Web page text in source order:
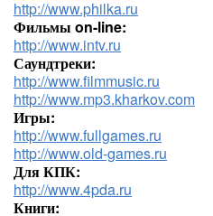
http://www.philka.ru
Фильмы on-line:
http://www.intv.ru
Саундтреки:
http://www.filmmusic.ru
http://www.mp3.kharkov.com
Игры:
http://www.fullgames.ru
http://www.old-games.ru
Для КПК:
http://www.4pda.ru
Книги: